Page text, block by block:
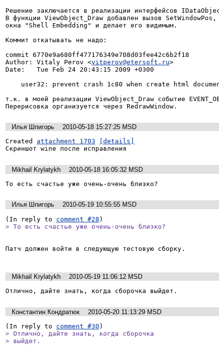
Решение заключается в реализации интерфейсов
В функции ViewObject_Draw добавлен вызов
окна "Shell Embedding" и делает его видимым.
Коммит откатывать не надо:
commit 6770e9a680ff477176349e708d03fee42c6b2f18
Author: Vitaly Perov <vitperov@etersoft.ru>
Date:   Tue Feb 24 20:43:15 2009 +0300
т.к. в моей реализации ViewObject_Draw событие
Перерисовка организуется через RedrawWindow.
Илья Шпигорь
2010-05-18 15:27:25 MSD
Created attachment 1703
[details]
Скриншот wine после исправления
Mikhail Krylatykh
2010-05-18 16:05:32 MSD
То есть счастье уже очень-очень близко?
Илья Шпигорь
2010-05-19 10:55:55 MSD
(In reply to comment #28
> То есть счастье уже очень-очень близко?
Патч должен войти в следующую тестовую сборку.
Mikhail Krylatykh
2010-05-19 11:06:12 MSD
Отлично, дайте знать, когда сборочка выйдет.
Константин Кондратюк
2010-05-20 11:13:29 MSD
(In reply to comment #30
> Отлично, дайте знать, когда сборочка
> выйдет.